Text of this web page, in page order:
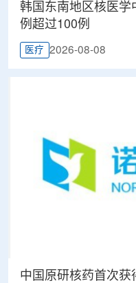
韩国东南地区核医学
例超过100例
医疗 2026-08-08
中国原研核药首次获